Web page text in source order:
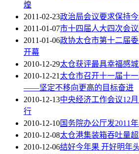
煌
2011-02-23政治局会议要求保持
2011-01-07市十四届人大四次会
2011-01-06政协太仓市第十二届
开幕
2010-12-29太仓获评最具幸福感
2010-12-21太仓市召开十一届十
——坚定不移向更高的目标奋进
2010-12-13中央经济工作会议12
行
2010-12-10国务院办公厅发2011
2010-12-08太仓港集装箱吞吐量
2010-12-06结好今年果 开好明年